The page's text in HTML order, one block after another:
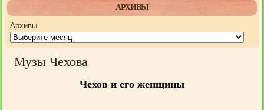
АРХИВЫ
Архивы
Музы Чехова
Чехов и его женщины